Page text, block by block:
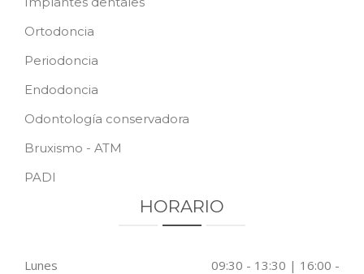
Ortodoncia
Periodoncia
Endodoncia
Odontología conservadora
Bruxismo - ATM
PADI
HORARIO
Lunes
09:30 - 13:30 | 16:00 -